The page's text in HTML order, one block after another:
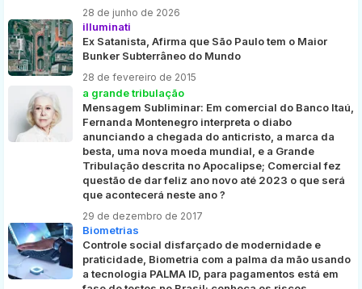
28 de junho de 2026
illuminati
Ex Satanista, Afirma que São Paulo tem o Maior
Bunker Subterrâneo do Mundo
28 de fevereiro de 2015
a grande tribulação
Mensagem Subliminar: Em comercial do Banco Itaú,
Fernanda Montenegro interpreta o diabo
anunciando a chegada do anticristo, a marca da
besta, uma nova moeda mundial, e a Grande
Tribulação descrita no Apocalipse; Comercial fez
questão de dar feliz ano novo até 2023 o que será
que acontecerá neste ano ?
29 de dezembro de 2017
Biometrias
Controle social disfarçado de modernidade e
praticidade, Biometria com a palma da mão usando
a tecnologia PALMA ID, para pagamentos está em